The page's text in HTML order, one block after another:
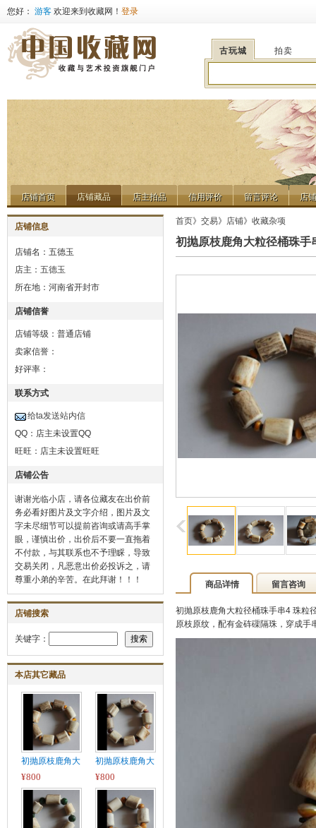
您好： 游客 欢迎来到收藏网！ 登录
古玩城 拍卖
店铺首页
店铺首页 店铺藏品
店铺藏品 店主拍品
店主拍品 信用评价
信用评价 留言评论
留言评论 店
店
店铺信息
店铺名：五德玉
店主： 五德玉
所在地：河南省开封市
店铺信誉
店铺等级：普通店铺
卖家信誉：
好评率：
联系方式
给ta发送站内信
QQ： 店主未设置QQ
旺旺： 店主未设置旺旺
店铺公告
谢谢光临小店，请各位藏友在出价前
务必看好图片及文字介绍，图片及文
字未尽细节可以提前咨询或请高手掌
眼，谨慎出价，出价后不要一直拖着
不付款，与其联系也不予理睬，导致
交易关闭，凡恶意出价必投诉之，请
尊重小弟的辛苦。在此拜谢！！！
店铺搜索
关键字：
本店其它藏品
初抛原枝鹿角大
¥800
初抛原枝鹿角大
¥800
首页》 交易》 店铺》 收藏杂项
初抛原枝鹿角大粒径桶珠手
商品详情 留言咨询
初抛原枝鹿角大粒径桶珠手串4 珠粒
原枝原纹，配有金砗磲隔珠，穿成